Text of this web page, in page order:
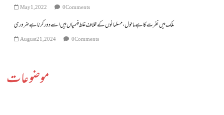
May 1, 2022 0 Comments
ملک میں نفرت کا ہے ماحول، مسلمانوں کے خلاف غلط فہمیاں ہیں اسے دور کرنا ہے ضروری
August 21, 2024 0 Comments
موضوعات